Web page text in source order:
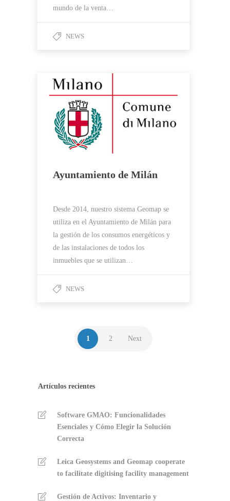
mundo de la venta…
NEWS
Ayuntamiento de Milán
Desde 2014, nuestro sistema Geomap se
utiliza en el Ayuntamiento de Milán para
la gestión de los consumos energéticos y
de las instalaciones de todos los
inmuebles que se utilizan…
NEWS
1 2 Next
Artículos recientes
Software GMAO: Funcionalidades
Esenciales y Cómo Elegir la Solución
Correcta
Leica Geosystems and Geomap cooperate
to facilitate digitising facility management
Gestión de Activos: Inventario y